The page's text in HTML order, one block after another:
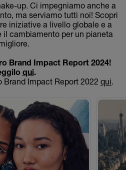
up. Ci impegniamo anche a
ma serviamo tutti noi! Scopri
iniziative a livello globale e a
cambiamento per un pianeta
Brand Impact Report 2024!
qui.
Impact Report 2022 qui.